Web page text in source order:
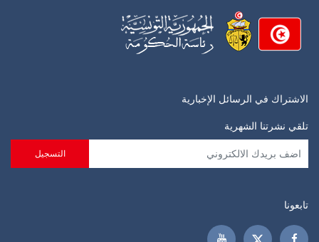
الاشتراك في الرسائل الإخبارية
تلقي نشرتنا الشهرية
تابعونا